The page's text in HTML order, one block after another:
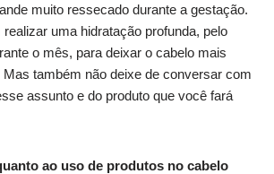
muito ressecado durante a gestação.
uma hidratação profunda, pelo
o mês, para deixar o cabelo mais
também não deixe de conversar com
assunto e do produto que você fará
ao uso de produtos no cabelo